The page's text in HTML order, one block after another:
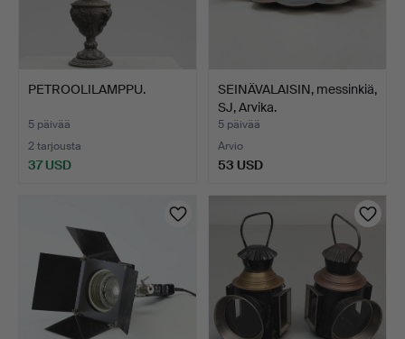
PETROOLILAMPPU.
5 päivää
2 tarjousta
37 USD
SEINÄVALAISIN, messinkiä,
SJ, Arvika.
5 päivää
Arvio
53 USD